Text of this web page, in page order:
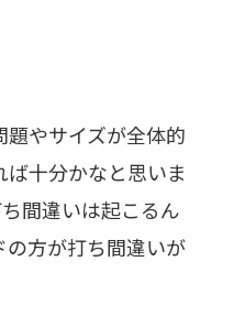
やサイズが全体的
十分かなと思いま
間違いは起こるん
方が打ち間違いが